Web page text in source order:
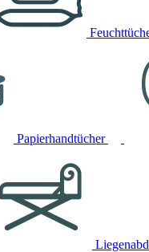
Papierhandtücher